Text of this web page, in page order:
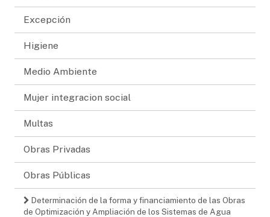
Excepción
Higiene
Medio Ambiente
Mujer integracion social
Multas
Obras Privadas
Obras Públicas
Determinación de la forma y financiamiento de las Obras
de Optimización y Ampliación de los Sistemas de Agua